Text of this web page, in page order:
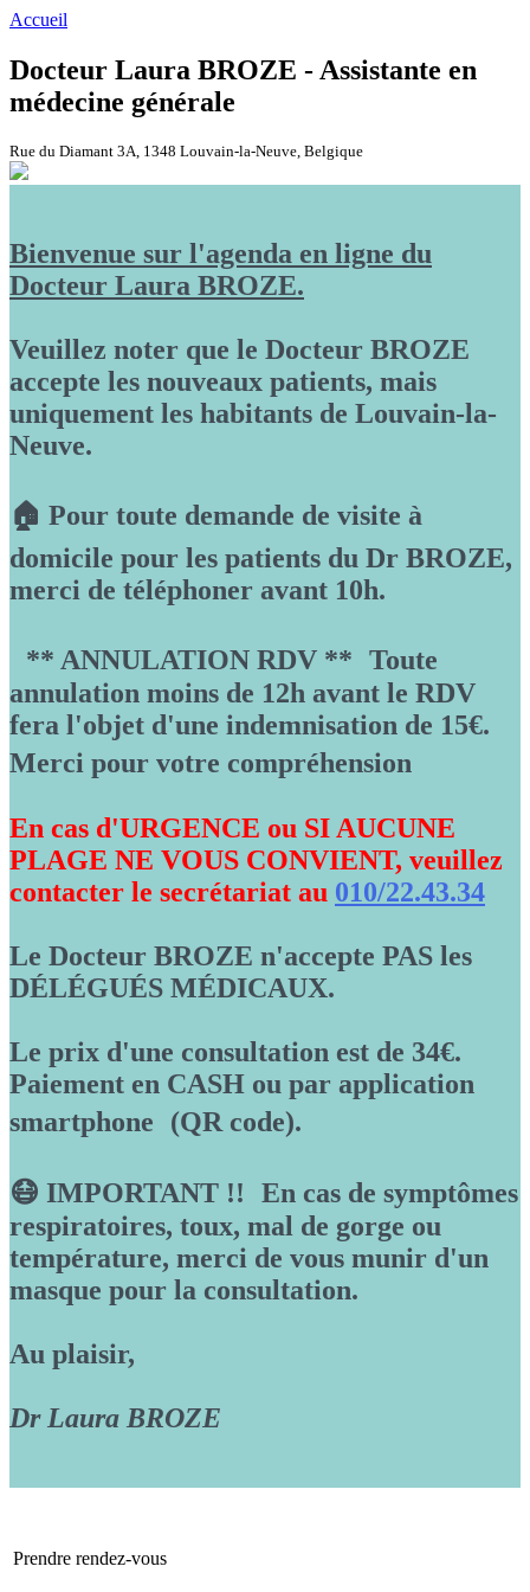
Accueil
Docteur Laura BROZE - Assistante en
médecine générale
Rue du Diamant 3A, 1348 Louvain-la-Neuve, Belgique
Bienvenue sur l'agenda en ligne du
Docteur Laura BROZE.
Veuillez noter que le Docteur BROZE
accepte les nouveaux patients, mais
uniquement les habitants de Louvain-la-
Neuve.
🏠 Pour toute demande de visite à
domicile pour les patients du Dr BROZE,
merci de téléphoner avant 10h.
** ANNULATION RDV ** Toute
annulation moins de 12h avant le RDV
fera l'objet d'une indemnisation de 15€.
Merci pour votre compréhension
En cas d'URGENCE ou SI AUCUNE
PLAGE NE VOUS CONVIENT, veuillez
contacter le secrétariat au 010/22.43.34
Le Docteur BROZE n'accepte PAS les
DÉLÉGUÉS MÉDICAUX.
Le prix d'une consultation est de 34€.
Paiement en CASH ou par application
smartphone (QR code).
😷 IMPORTANT !! En cas de symptômes
respiratoires, toux, mal de gorge ou
température, merci de vous munir d'un
masque pour la consultation.
Au plaisir,
Dr Laura BROZE
Prendre rendez-vous